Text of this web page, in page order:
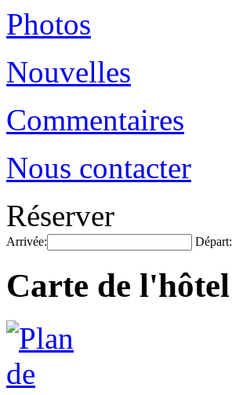
Photos
Nouvelles
Commentaires
Nous contacter
Réserver
Arrivée: Départ:
Carte de l'hôtel